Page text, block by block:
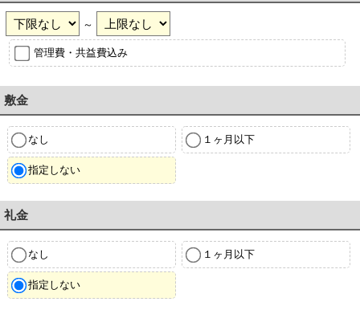
～
管理費・共益費込み
敷金
なし １ヶ月以下
指定しない
礼金
なし １ヶ月以下
指定しない